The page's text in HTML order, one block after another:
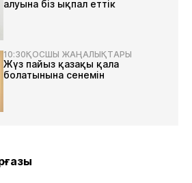
алуына біз ықпал еттік
10:30ҚОСШЫ ЖАҢАЛЫҚТАРЫ
Жүз пайыз қазақы қала
болатынына сенемін